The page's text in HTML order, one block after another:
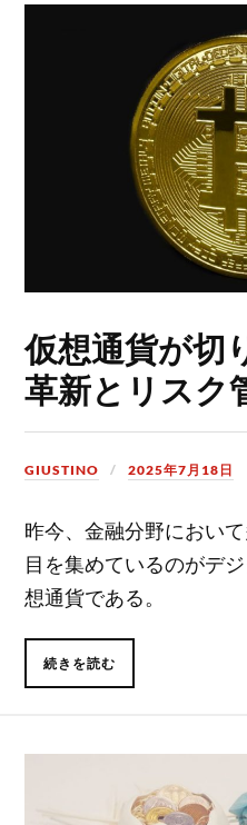
仮想通貨が切
革新とリスク
GIUSTINO 2025年7月18日
昨今、金融分野におい
目を集めているのがデ
想通貨である。
続きを読む